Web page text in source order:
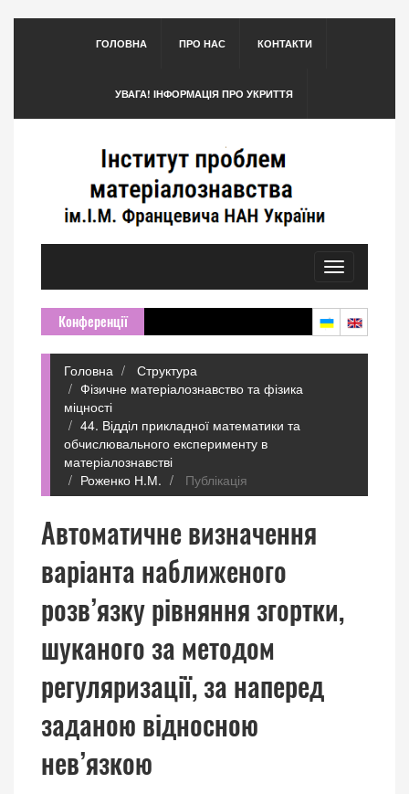
ГОЛОВНА ПРО НАС КОНТАКТИ
УВАГА! ІНФОРМАЦІЯ ПРО УКРИТТЯ
Toggle
navigation
Конференції
Головна
Структура
Фізичне матеріалознавство та фізика
міцності
44. Відділ прикладної математики та
обчислювального експерименту в
матеріалознавстві
Роженко Н.М.
Публікація
Автоматичне визначення
варіанта наближеного
розв’язку рівняння згортки,
шуканого за методом
регуляризації, за наперед
заданою відносною
нев’язкою